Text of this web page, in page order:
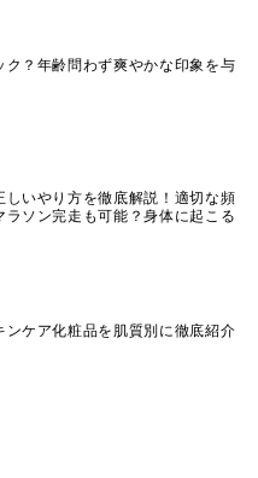
ク？年齢問わず爽やかな印象を与
しいやり方を徹底解説！適切な頻
ラソン完走も可能？身体に起こる
ンケア化粧品を肌質別に徹底紹介